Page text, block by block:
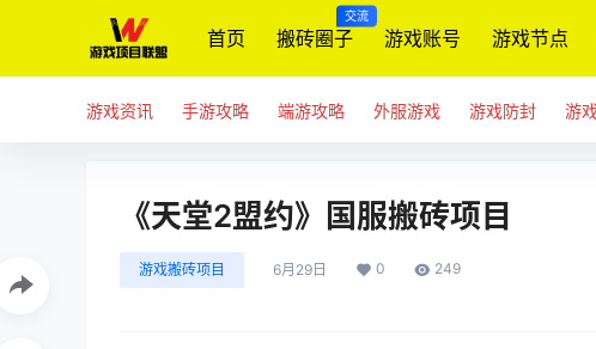
首页 搬砖圈子
交流
游戏账号 游戏节点
游戏资讯 手游攻略 端游攻略 外服游戏 游戏防封 游
《天堂2盟约》国服搬砖项目
游戏搬砖项目 6月29日 0 249